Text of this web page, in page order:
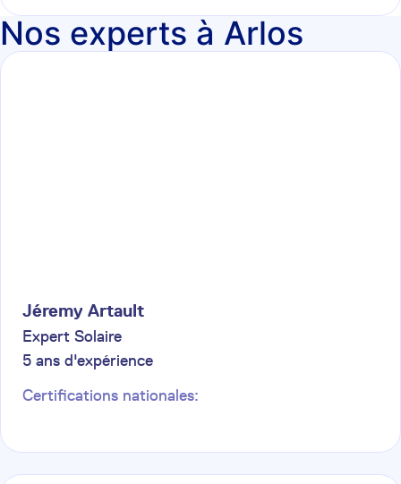
Nos experts à Arlos
Jéremy Artault
Expert Solaire
5 ans d'expérience
Certifications nationales: